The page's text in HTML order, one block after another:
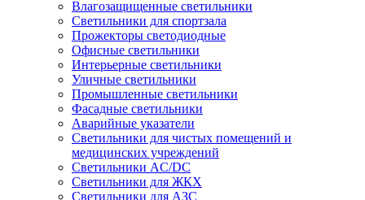
Влагозащищенные светильники
Светильники для спортзала
Прожекторы светодиодные
Офисные светильники
Интерьерные светильники
Уличные светильники
Промышленные светильники
Фасадные светильники
Аварийные указатели
Светильники для чистых помещений и
медицинских учреждений
Светильники AC/DC
Светильники для ЖКХ
Светильники для АЗС